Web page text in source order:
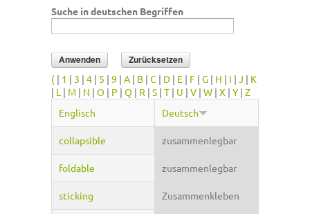
Suche in deutschen Begriffen
( | 1 | 3 | 4 | 5 | 9 | A | B | C | D | E | F | G | H | I | J | K
| L | M | N | O | P | Q | R | S | T | U | V | W | X | Y | Z
Englisch
Deutsch
collapsible zusammenlegbar
foldable zusammenlegbar
sticking Zusammenkleben